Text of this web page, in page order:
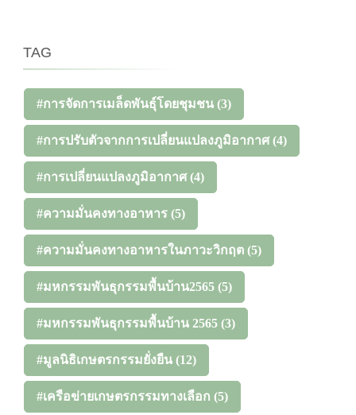
TAG
#การจัดการเมล็ดพันธุ์โดยชุมชน (3)
#การปรับตัวจากการเปลี่ยนแปลงภูมิอากาศ(4)
#การเปลี่ยนแปลงภูมิอากาศ(4)
#ความมั่นคงทางอาหาร (5)
#ความมั่นคงทางอาหารในภาวะวิกฤต (5)
#มหกรรมพันธุกรรมพื้นบ้าน2565 (5)
#มหกรรมพันธุกรรมพื้นบ้าน 2565 (3)
#มูลนิธิเกษตรกรรมยั่งยืน (12)
#เครือข่ายเกษตรกรรมทางเลือก (5)